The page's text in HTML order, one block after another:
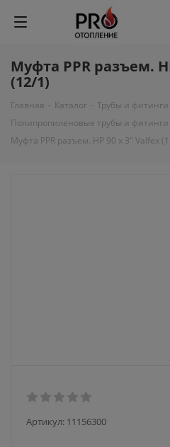
Муфта PPR разъем.
(12/1)
Главная - Каталог - Трубы и фитинги
Полипропиленовые трубы и фитинги
Муфта PPR разъем. НР 90 х 3" Valfex
Артикул: 11156300